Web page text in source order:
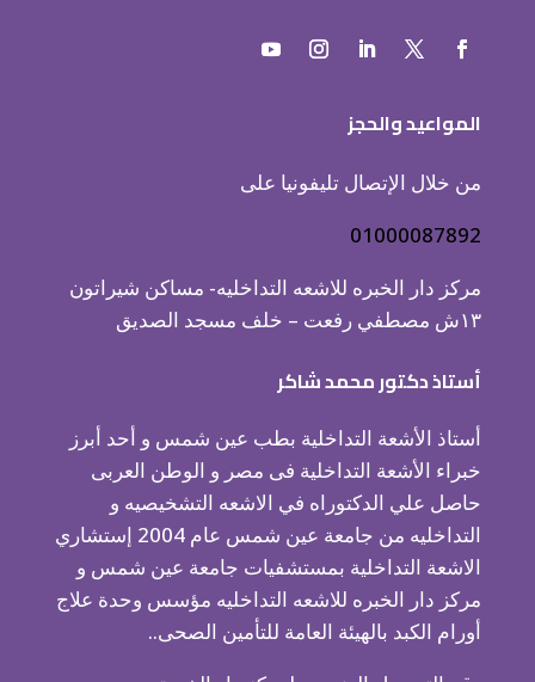
المواعيد والحجز
من خلال الإتصال تليفونيا على
01000087892
مركز دار الخبره للاشعه التداخليه- مساكن شيراتون
١٣ش مصطفي رفعت – خلف مسجد الصديق
أستاذ دكتور محمد شاكر
أستاذ الأشعة التداخلية بطب عين شمس و أحد أبرز
خبراء الأشعة التداخلية فى مصر و الوطن العربى
حاصل علي الدكتوراه في الاشعه التشخيصيه و
التداخليه من جامعة عين شمس عام 2004 إستشاري
الاشعة التداخلية بمستشفيات جامعة عين شمس و
مركز دار الخبره للاشعه التداخليه مؤسس وحدة علاج
أورام الكبد بالهيئة العامة للتأمين الصحى..